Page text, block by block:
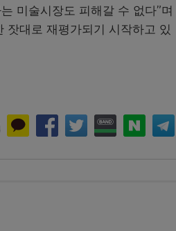
미술시장도 피해갈 수 없다”며
잣대로 재평가되기 시작하고 있